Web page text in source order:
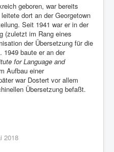
geboren, war bereits
dort an der Georgetown
Seit 1941 war er in der
(zuletzt im Rang eines
der Übersetzung für die
1949 baute er an der
for Language and
Aufbau einer
war Dostert vor allem
Übersetzung befaßt.
2018